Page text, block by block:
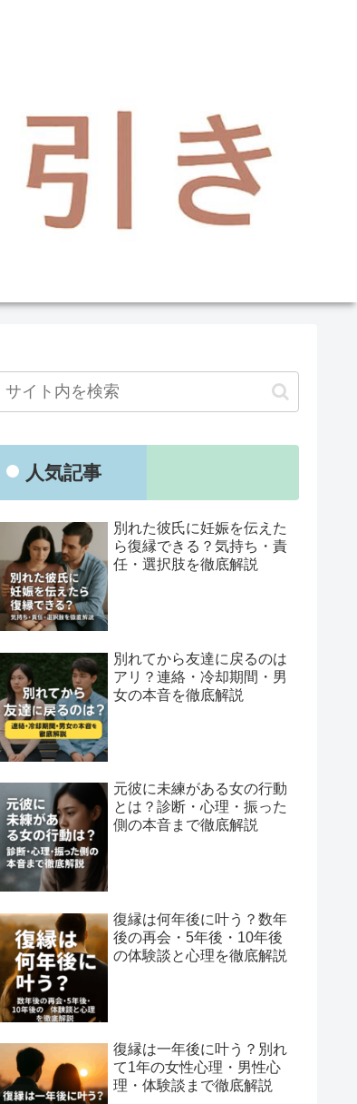
人気記事
別れた彼氏に妊娠を伝えた
ら復縁できる？気持ち・責
任・選択肢を徹底解説
別れてから友達に戻るのは
アリ？連絡・冷却期間・男
女の本音を徹底解説
元彼に未練がある女の行動
とは？診断・心理・振った
側の本音まで徹底解説
復縁は何年後に叶う？数年
後の再会・5年後・10年後
の体験談と心理を徹底解説
復縁は一年後に叶う？別れ
て1年の女性心理・男性心
理・体験談まで徹底解説